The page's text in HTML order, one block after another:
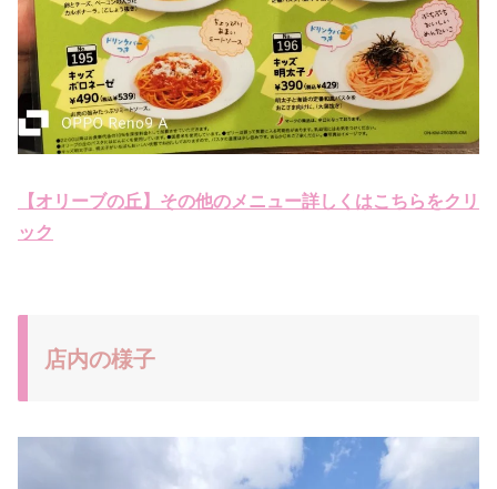
【オリーブの丘】その他のメニュー詳しくはこちらをクリ
ック
店内の様子